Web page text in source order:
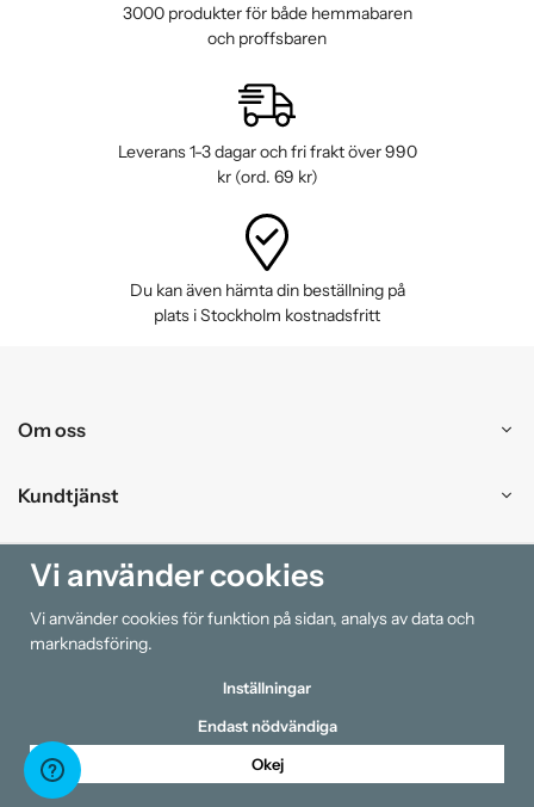
3000 produkter för både hemmabaren
och proffsbaren
Leverans 1-3 dagar och fri frakt över 990
kr (ord. 69 kr)
Du kan även hämta din beställning på
plats i Stockholm kostnadsfritt
Om oss
Kundtjänst
Handla
Information
Vi använder cookies
Vi använder cookies för funktion på sidan, analys av data och
marknadsföring.
Inställningar
Endast nödvändiga
Okej